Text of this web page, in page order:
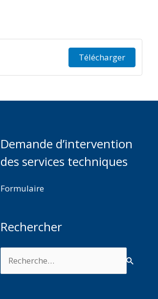
Télécharger
Demande d’intervention
des services techniques
Formulaire
Rechercher